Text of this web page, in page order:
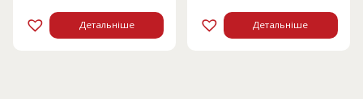
Детальніше Детальніше